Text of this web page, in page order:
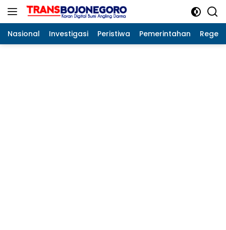
Langsung
Nasional Investigasi Peristiwa Pemerintahan